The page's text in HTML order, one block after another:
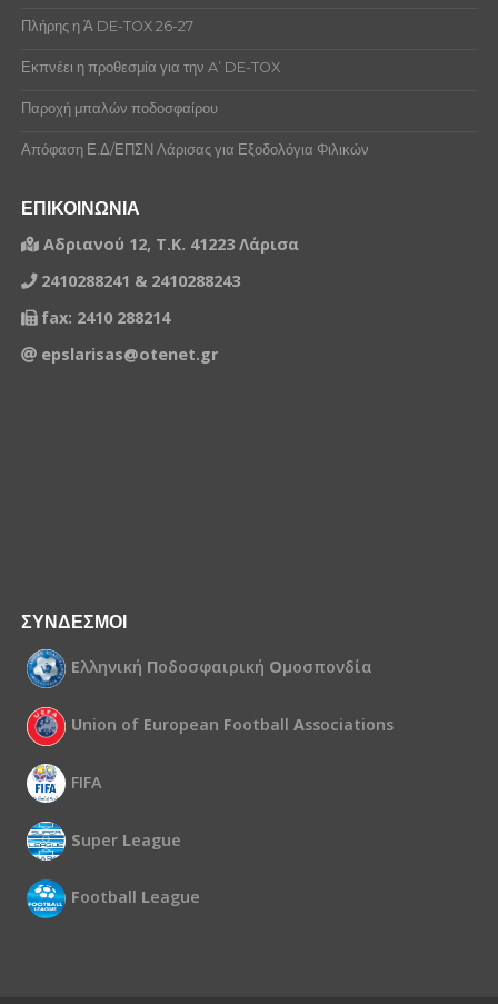
Πλήρης η Ά DE-TOX 26-27
Εκπνέει η προθεσμία για την A’ DE-TOX
Παροχή μπαλών ποδοσφαίρου
Απόφαση Ε.Δ/ΕΠΣΝ Λάρισας για Εξοδολόγια Φιλικών
ΕΠΙΚΟΙΝΩΝΙΑ
Αδριανού 12, Τ.Κ. 41223 Λάρισα
2410288241 & 2410288243
fax: 2410 288214
epslarisas@otenet.gr
ΣΥΝΔΕΣΜΟΙ
Ελληνική Ποδοσφαιρική Ομοσπονδία
Union of European Football Associations
FIFA
Super League
Football League